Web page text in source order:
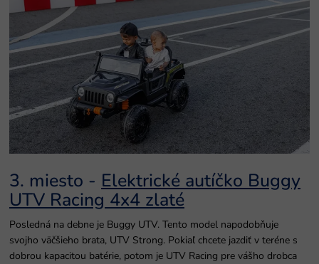
3. miesto - Elektrické autíčko Buggy
UTV Racing 4x4 zlaté
Posledná na debne je Buggy UTV. Tento model napodobňuje
svojho väčšieho brata, UTV Strong. Pokiaľ chcete jazdiť v teréne s
dobrou kapacitou batérie, potom je UTV Racing pre vášho drobca